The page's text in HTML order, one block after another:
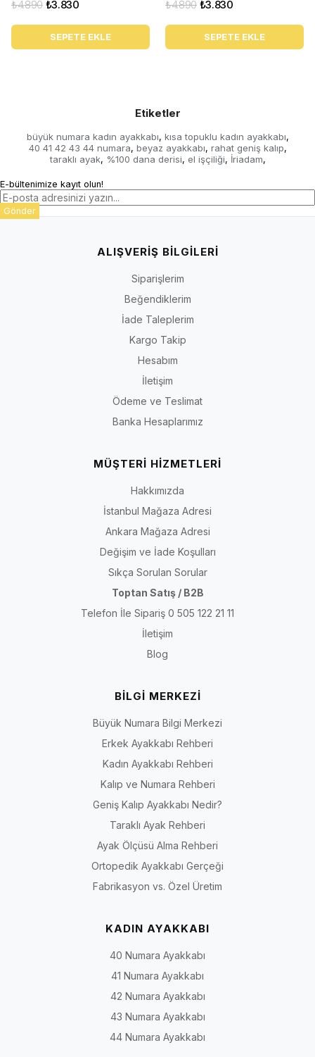
₺3.830
₺4.890
SEPETE EKLE
₺3.830
₺4.890
SEPETE EKLE
Etiketler
büyük numara kadın ayakkabı, kısa topuklu kadın ayakkabı,
40 41 42 43 44 numara, beyaz ayakkabı, rahat geniş kalıp,
taraklı ayak, %100 dana derisi, el işçiliği, İriadam,
E-bültenimize kayıt olun!
Gönder
ALIŞVERİŞ BİLGİLERİ
Siparişlerim
Beğendiklerim
İade Taleplerim
Kargo Takip
Hesabım
İletişim
Ödeme ve Teslimat
Banka Hesaplarımız
MÜŞTERİ HİZMETLERİ
Hakkımızda
İstanbul Mağaza Adresi
Ankara Mağaza Adresi
Değişim ve İade Koşulları
Sıkça Sorulan Sorular
Toptan Satış / B2B
Telefon İle Sipariş 0 505 122 21 11
İletişim
Blog
BİLGİ MERKEZİ
Büyük Numara Bilgi Merkezi
Erkek Ayakkabı Rehberi
Kadın Ayakkabı Rehberi
Kalıp ve Numara Rehberi
Geniş Kalıp Ayakkabı Nedir?
Taraklı Ayak Rehberi
Ayak Ölçüsü Alma Rehberi
Ortopedik Ayakkabı Gerçeği
Fabrikasyon vs. Özel Üretim
KADIN AYAKKABI
40 Numara Ayakkabı
41 Numara Ayakkabı
42 Numara Ayakkabı
43 Numara Ayakkabı
44 Numara Ayakkabı